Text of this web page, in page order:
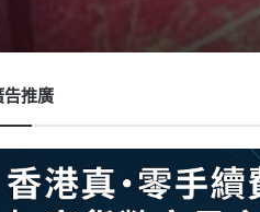
告推廣